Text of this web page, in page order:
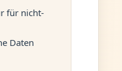
für nicht-
Daten